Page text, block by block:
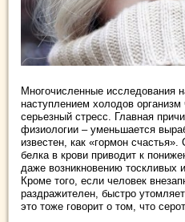
Многочисленные исследования
наступлением холодов
серьезный стресс. Главная
физиологии – уменьшается
известен, как «гормон
белка в крови приводит к
даже возникновению тоскливых
Кроме того, если человек
раздражителен, быстро
это тоже говорит о том, что